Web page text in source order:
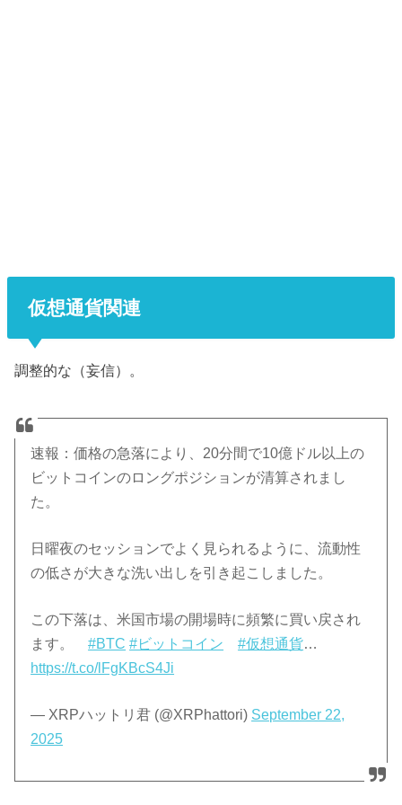
仮想通貨関連
調整的な（妄信）。
速報：価格の急落により、20分間で10億ドル以上の
ビットコインのロングポジションが清算されまし
た。
日曜夜のセッションでよく見られるように、流動性
の低さが大きな洗い出しを引き起こしました。
この下落は、米国市場の開場時に頻繁に買い戻され
ます。#BTC #ビットコイン #仮想通貨…
https://t.co/lFgKBcS4Ji
— XRPハットリ君 (@XRPhattori) September 22,
2025